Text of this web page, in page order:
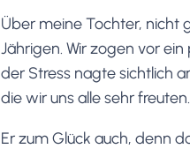
Über meine Tochter, nicht
Jährigen. Wir zogen vor
der Stress nagte sichtlich
die wir uns alle sehr freuten.
Er zum Glück auch, denn